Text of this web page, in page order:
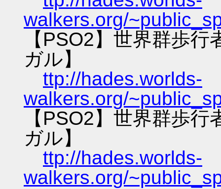
walkers.org/
【PSO2】世界群歩
ガル】
ttp://hades.worlds-
walkers.org/
【PSO2】世界群歩
ガル】
ttp://hades.worlds-
walkers.org/